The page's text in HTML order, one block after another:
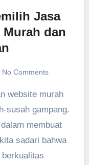
Jasa
dan
No Comments
susah gampang.
membuat
sadari bahwa